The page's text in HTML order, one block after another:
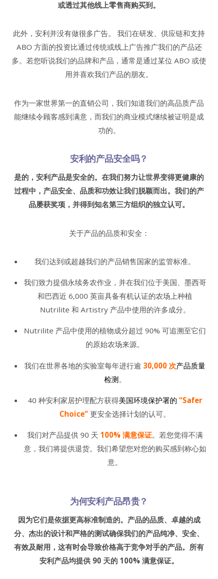
或透过其他线上零售商购买到。
此外，安利并没有做很多广告。 我们在研发、供应链和支持
ABO 方面的投资比通过传统或线上广告推广我们的产品还
多。若您听说我们的品牌和产品，通常是通过某位 ABO 或使
用并喜欢我们产品的朋友。
作为一家世界第一的直销公司，我们知道我们的高品质产品
能继续令顾客感到满意，而我们的商业模式继续被证明是成
功的。
安利的产品安全吗？
是的，安利产品是安全的。在我们努力让世界变得更健康的
过程中，产品安全、品质和功效让我们脱颖而出。我们的产
品屡获奖项，并得到知名第三方组织的独立认可。
关于产品的品质和安全：
我们达到或超越我们的产品销售国家的监管标准。
我们致力提倡永续务农作业，并在我们位于美国、墨西哥
和巴西近 6,000 英亩具备有机认证的农场上种植
Nutrilite 和 Artistry 产品中使用的许多成分。
Nutrilite 产品中使用的植物成分超过 90% 可追溯至它们
的原始农场来源。
我们在世界各地的实验室每年进行逾 30,000 次产品质量
检测。
40 种安利家居护理配方获得美国环境保护署的 “Safer
Choice” 更安全选择计划的认可。
我们对产品提供 90 天 100% 满意保证。若您觉得不满
意，我们将提供退货。我们希望您对您的购买感到称心如
意。
为何安利产品昂贵？
因为它们是依据更高标准制造的。产品的品质、卓越的成
分、杰出的设计和严格的测试确保我们的产品纯净、安全、
有效及耐用，这有时会导致价格高于竞争对手的产品。 所有
安利产品均提供 90 天的 100% 满意保证。